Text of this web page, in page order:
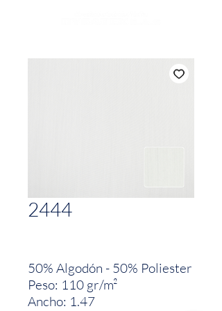
2444
50% Algodón - 50% Poliester
Peso: 110 gr/m²
Ancho: 1.47